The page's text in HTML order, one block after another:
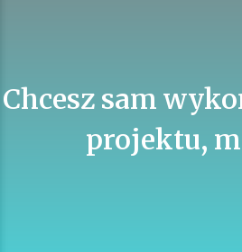
Chcesz sam
projektu,